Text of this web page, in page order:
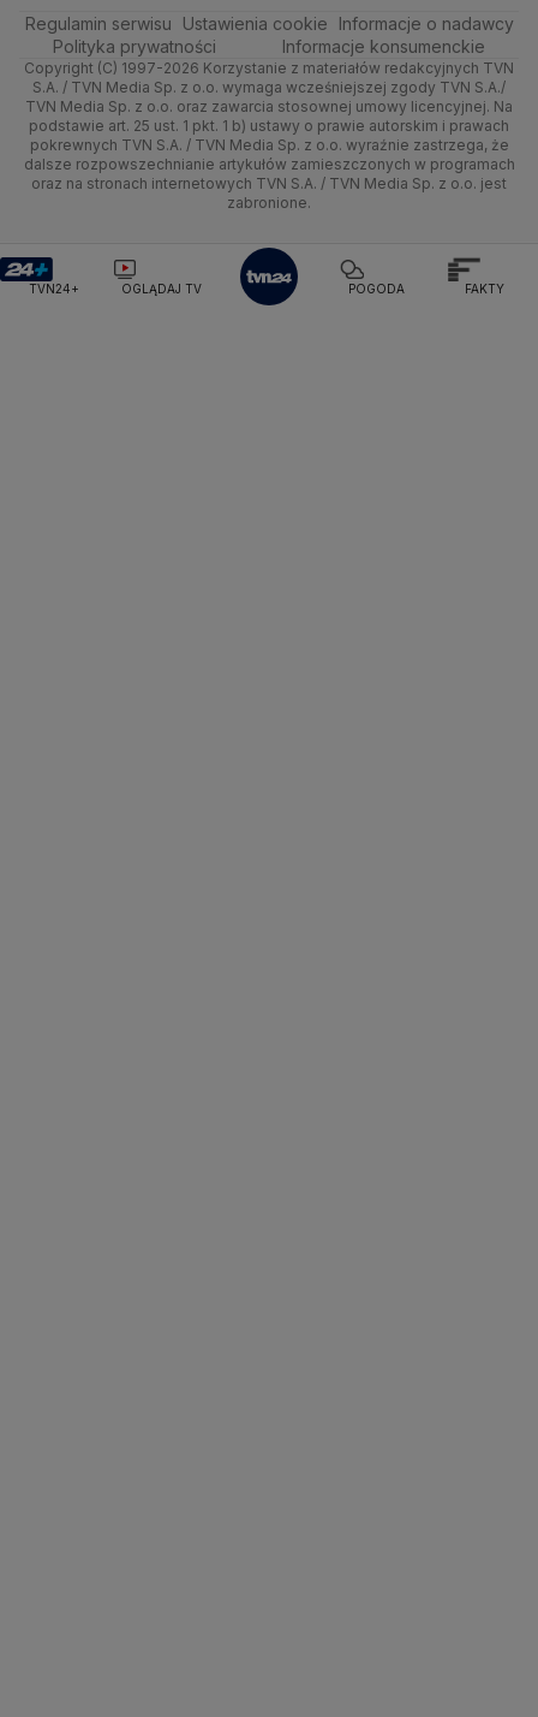
Rembertów
Śródmieście
Targówek
Ursus
Wawer
Quizy
Kujawsko-pomorskie
Lublin
Lubuskie
Olsztyn
Rzeszów
Handel
Ze świata
Tech
Moto
Turystyka
Polska
Prognoza
Świat
Nauka
Podróże
Sporty zimowe
Lekkoatletyka
Siatkówka
F1
Polityka
Zdrowie
Tech
Nauka
Wyślij zgłoszenie
Dzień Dobry TVN
Uwaga TVN
HGTV
TVN Turbo
TVN7
Centrum pomocy
Test zgodności
Oglądaj na TV
Zrealizuj voucher
Regulamin serwisu Ustawienia cookie
Informacje o nadawcy
Polityka prywatności
Informacje konsumenckie
Copyright (C) 1997-2026 Korzystanie z materiałów redakcyjnych TVN
S.A. / TVN Media Sp. z o.o. wymaga wcześniejszej zgody TVN S.A./
TVN Media Sp. z o.o. oraz zawarcia stosownej umowy licencyjnej. Na
podstawie art. 25 ust. 1 pkt. 1 b) ustawy o prawie autorskim i prawach
pokrewnych TVN S.A. / TVN Media Sp. z o.o. wyraźnie zastrzega, że
dalsze rozpowszechnianie artykułów zamieszczonych w programach
oraz na stronach internetowych TVN S.A. / TVN Media Sp. z o.o. jest
zabronione.
TVN24+ OGLĄDAJ TV POGODA FAKTY